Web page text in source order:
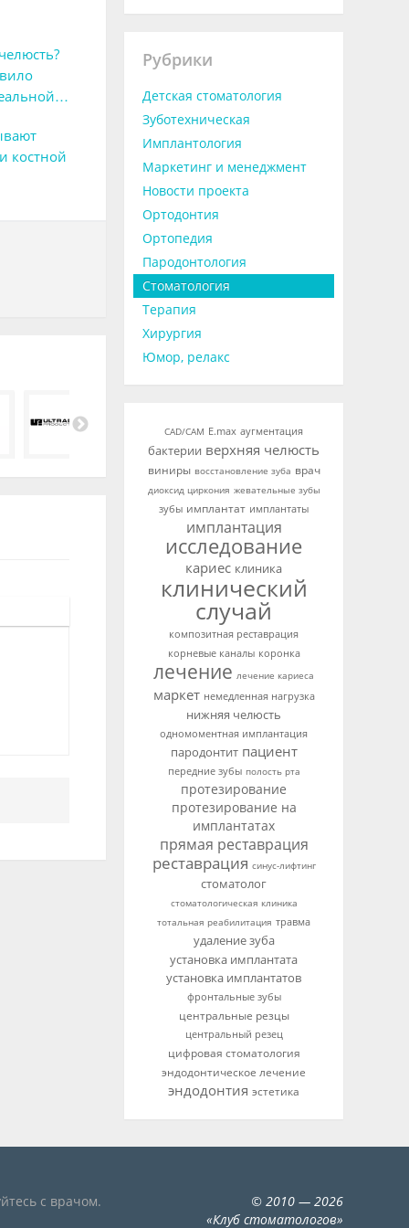
костной
Рубрики
Детская стоматология
Зуботехническая
Имплантология
Маркетинг и менеджмент
Новости проекта
Ортодонтия
Ортопедия
Пародонтология
Стоматология
Терапия
Хирургия
Юмор, релакс
CAD/CAM E.max аугментация
бактерии верхняя челюсть
виниры восстановление зуба врач
диоксид циркония жевательные зубы
зубы имплантат имплантаты
имплантация
исследование
кариес клиника
клинический
случай
композитная реставрация
корневые каналы коронка
лечение лечение кариеса
маркет немедленная нагрузка
нижняя челюсть
одномоментная имплантация
пародонтит пациент
передние зубы полость рта
протезирование
протезирование на
имплантатах
прямая реставрация
реставрация синус-лифтинг
стоматолог
стоматологическая клиника
тотальная реабилитация травма
удаление зуба
установка имплантата
установка имплантатов
фронтальные зубы
центральные резцы
центральный резец
цифровая стоматология
эндодонтическое лечение
эндодонтия эстетика
с врачом. © 2010 — 2026
«Клуб стоматологов»